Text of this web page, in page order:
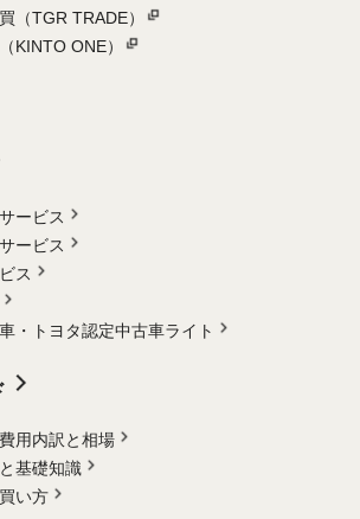
（TGR TRADE）
KINTO ONE）
ービス
ービス
ス
・
トヨタ認定中古車ライト
用内訳と相場
基礎知識
い方